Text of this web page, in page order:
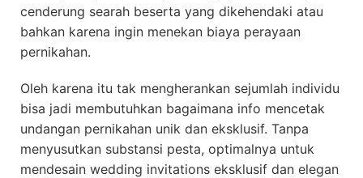
cenderung searah beserta yang dikehendaki atau
bahkan karena ingin menekan biaya perayaan
pernikahan.
Oleh karena itu tak mengherankan sejumlah individu
bisa jadi membutuhkan bagaimana info mencetak
undangan pernikahan unik dan eksklusif. Tanpa
menyusutkan substansi pesta, optimalnya untuk
mendesain wedding invitations eksklusif dan elegan